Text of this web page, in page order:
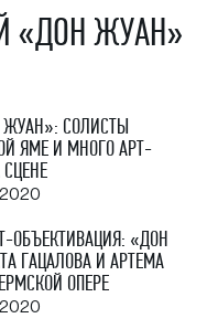
«ДОН ЖУАН»
СОЛИСТЫ
ЯМЕ И МНОГО АРТ-
ОБЪЕКТИВАЦИЯ: «ДОН
ГАЦАЛОВА И АРТЕМА
ОПЕРЕ